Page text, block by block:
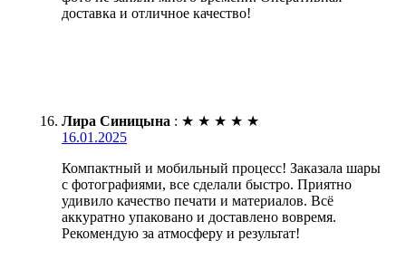
доставка и отличное качество!
Лира Синицына : ★ ★ ★ ★ ★
16.01.2025
Компактный и мобильный процесс! Заказала шары
с фотографиями, все сделали быстро. Приятно
удивило качество печати и материалов. Всё
аккуратно упаковано и доставлено вовремя.
Рекомендую за атмосферу и результат!